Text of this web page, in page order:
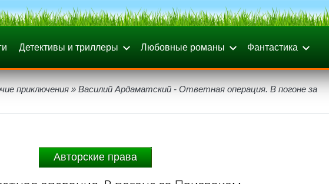
Детективы и триллеры Любовные романы Фантастика
приключения » Василий Ардаматский - Ответная операция. В погоне за
Авторские права